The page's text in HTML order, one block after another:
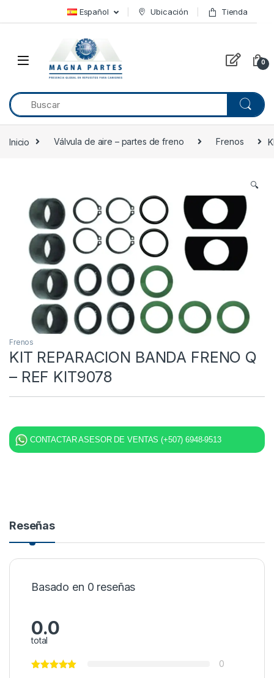
Skip to navigation Español Ubicación Tienda
0
Inicio Válvula de aire – partes de freno Frenos
🔍
Frenos
KIT REPARACION BANDA FRENO Q
– REF KIT9078
CONTACTAR ASESOR DE VENTAS (+507) 6948-9513
Reseñas
Basado en 0 reseñas
0.0
total
0